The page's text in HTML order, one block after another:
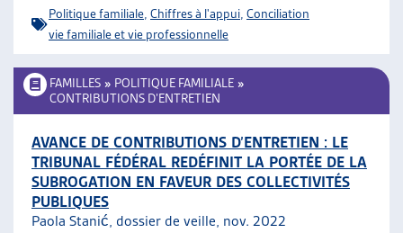
Politique familiale Chiffres à l'appui Conciliation
vie familiale et vie professionnelle
FAMILLES » POLITIQUE FAMILIALE »
CONTRIBUTIONS D’ENTRETIEN
AVANCE DE CONTRIBUTIONS D’ENTRETIEN : LE
TRIBUNAL FÉDÉRAL REDÉFINIT LA PORTÉE DE LA
SUBROGATION EN FAVEUR DES COLLECTIVITÉS
PUBLIQUES
Paola Stanić, dossier de veille, nov. 2022